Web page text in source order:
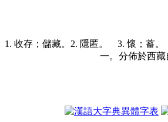
1. 收存；儲藏。 2. 隱匿。 3. 懷；蓄
一。分佈於西